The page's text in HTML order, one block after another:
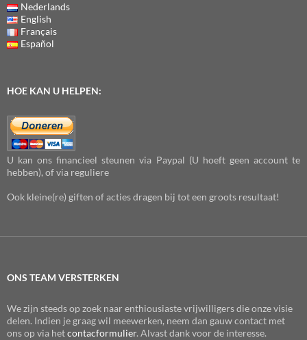
Nederlands
English
Français
Español
HOE KAN U HELPEN:
U kan ons financieel steunen via Paypal (U hoeft geen account te
hebben), of via reguliere
Ook kleine(re) giften of acties dragen bij tot een groots resultaat!
ONS TEAM VERSTERKEN
We zijn steeds op zoek naar enthiousiaste vrijwilligers die onze visie
delen. Indien je graag wil meewerken, neem dan gauw contact met
ons op via hetcontacformulier. Alvast dank voor de interesse.